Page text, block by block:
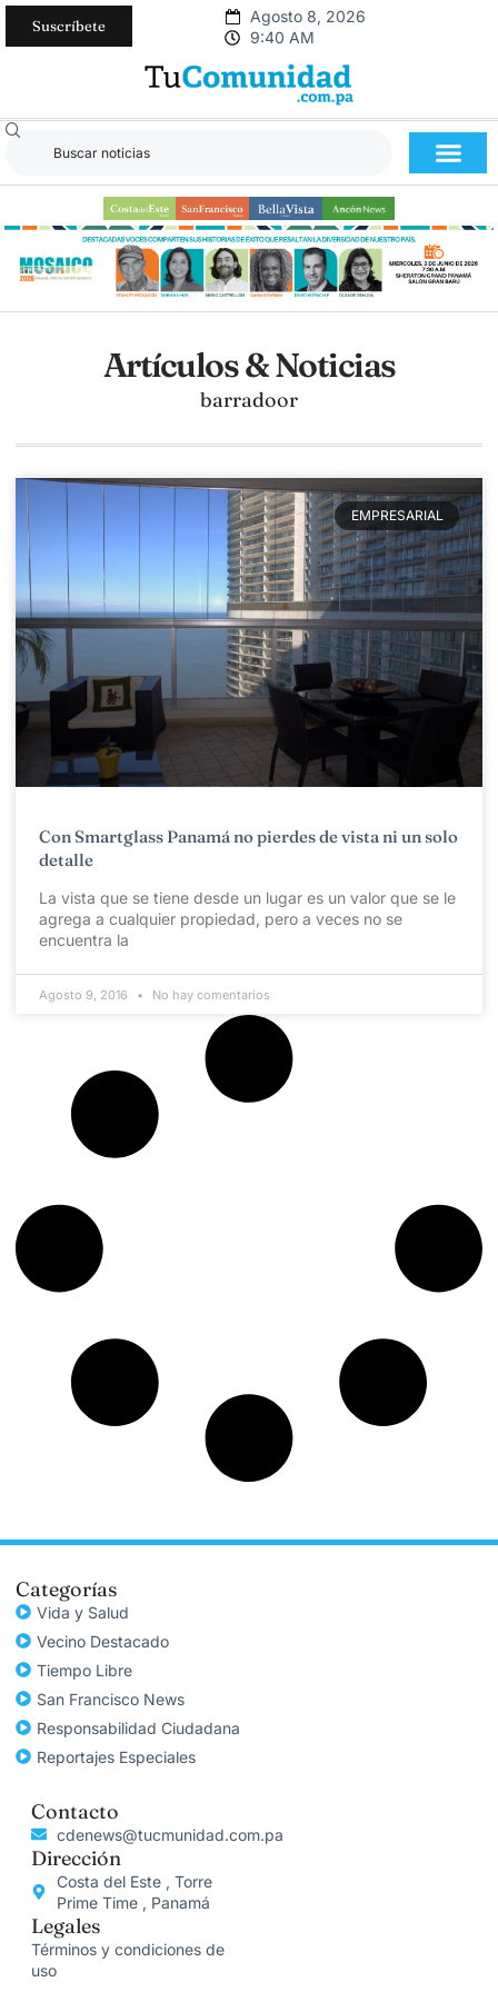
Suscríbete
Agosto 8, 2026
9:40 AM
Artículos & Noticias
barradoor
EMPRESARIAL
Con Smartglass Panamá no pierdes de vista ni un solo
detalle
La vista que se tiene desde un lugar es un valor que se le
agrega a cualquier propiedad, pero a veces no se
encuentra la
Agosto 9, 2016 No hay comentarios
Categorías
Vida y Salud
Vecino Destacado
Tiempo Libre
San Francisco News
Responsabilidad Ciudadana
Reportajes Especiales
Contacto
cdenews@tucmunidad.com.pa
Dirección
Costa del Este , Torre
Prime Time , Panamá
Legales
Términos y condiciones de
uso